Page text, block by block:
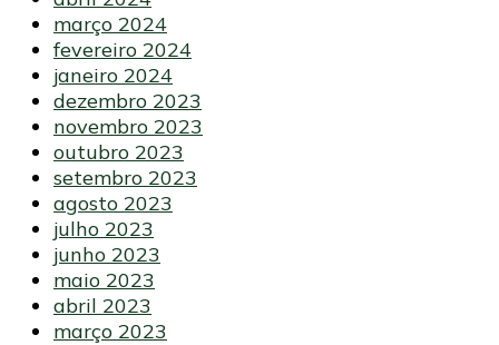
março 2024
fevereiro 2024
janeiro 2024
dezembro 2023
novembro 2023
outubro 2023
setembro 2023
agosto 2023
julho 2023
junho 2023
maio 2023
abril 2023
março 2023